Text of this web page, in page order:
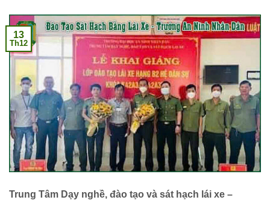
13
Th12
Trung Tâm Dạy nghề, đào tạo và sát hạch lái xe –